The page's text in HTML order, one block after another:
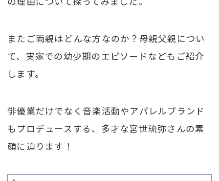
またご両親はどんな方なのか？母親父親につい
て、実家での幼少期のエピソードなどもご紹介
します。
俳優業だけでなく音楽活動やアパレルブランド
もプロデュースする、多才な宮世琉弥さんの素
顔に迫ります！